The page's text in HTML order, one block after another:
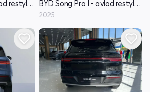
BYD Song Pro I - avlod restyling
BYD Song Pro I - avlod restyling
2025